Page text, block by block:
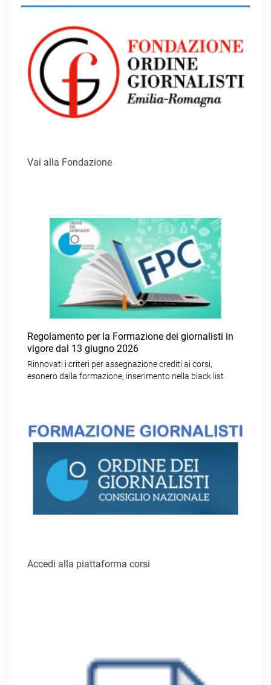
Vai alla Fondazione
Regolamento per la Formazione dei giornalisti in
vigore dal 13 giugno 2026
Rinnovati i criteri per assegnazione crediti ai corsi,
esonero dalla formazione, inserimento nella black list
Accedi alla piattaforma corsi